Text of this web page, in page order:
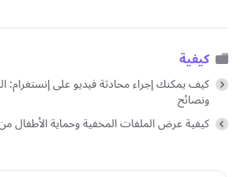
كيفية
كيف يمكنك إجراء محادثة فيديو على إنستغرام:
ونصائح
كيفية عرض الملفات المخفية وحماية الأطفال